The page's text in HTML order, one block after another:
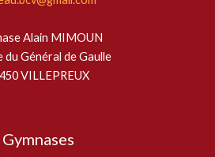
Alain MIMOUN
du Général de Gaulle
VILLEPREUX
Gymnases